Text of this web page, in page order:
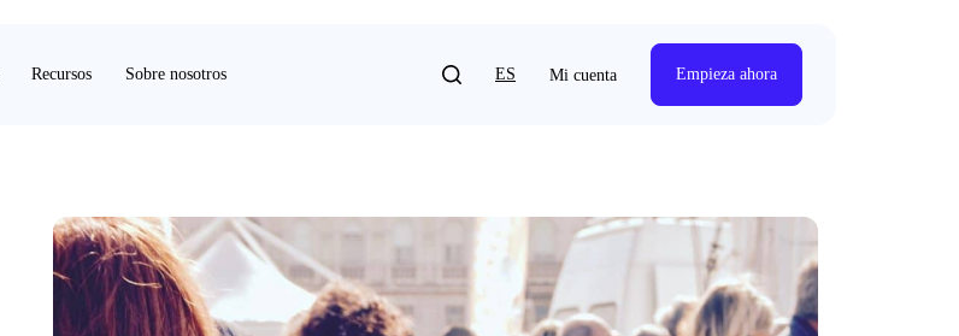
Recursos Sobre nosotros ES Mi cuenta Empieza ahora